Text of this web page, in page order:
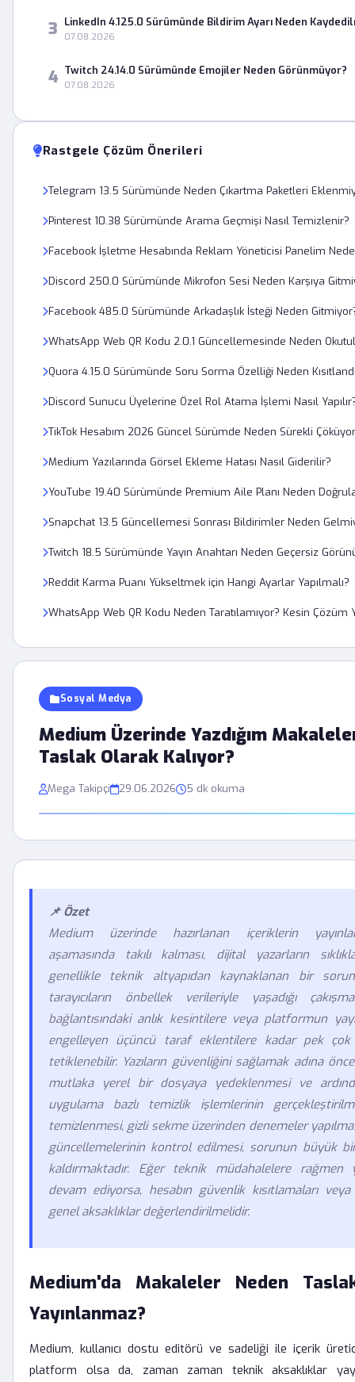
Sosyal Medya
Medium Üzerinde Yazdığım
Taslak Olarak Kalıyor?
Mega Takipçi 29.06.2026 5 dk okuma
📌 Özet
Medium üzerinde hazırlanan içeriklerin
aşamasında takılı kalması, dijital yazarların
genellikle teknik altyapıdan kaynaklanan bir
tarayıcıların önbellek verileriyle yaşadığı
bağlantısındaki anlık kesintilere veya platformun
engelleyen üçüncü taraf eklentilere kadar pek
tetiklenebilir. Yazıların güvenliğini sağlamak adına
mutlaka yerel bir dosyaya yedeklenmesi ve
uygulama bazlı temizlik işlemlerinin
temizlenmesi, gizli sekme üzerinden denemeler
güncellemelerinin kontrol edilmesi, sorunun büyük bir
kaldırmaktadır. Eğer teknik müdahalelere rağmen
devam ediyorsa, hesabın güvenlik kısıtlamaları
genel aksaklıklar değerlendirilmelidir.
Medium'da Makaleler Neden
Yayınlanmaz?
Medium, kullanıcı dostu editörü ve sadeliği ile içerik
platform olsa da, zaman zaman teknik aksaklıklar
3 LinkedIn 4.125.0 Sürümünde Bildirim Ayarı Neden
07.08.2026
4 Twitch 24.14.0 Sürümünde Emojiler Neden Görünmüyor?
07.08.2026
Rastgele Çözüm Önerileri
Telegram 13.5 Sürümünde Neden Çıkartma Paketleri
Pinterest 10.38 Sürümünde Arama Geçmişi Nasıl Temizlenir?
Facebook İşletme Hesabında Reklam Yöneticisi Panelim
Discord 250.0 Sürümünde Mikrofon Sesi Neden Karşıya
Facebook 485.0 Sürümünde Arkadaşlık İsteği Neden
WhatsApp Web QR Kodu 2.0.1 Güncellemesinde Neden
Quora 4.15.0 Sürümünde Soru Sorma Özelliği Neden
Discord Sunucu Üyelerine Özel Rol Atama İşlemi Nasıl
TikTok Hesabım 2026 Güncel Sürümde Neden Sürekli
Medium Yazılarında Görsel Ekleme Hatası Nasıl Giderilir?
YouTube 19.40 Sürümünde Premium Aile Planı Neden
Snapchat 13.5 Güncellemesi Sonrası Bildirimler Neden
Twitch 18.5 Sürümünde Yayın Anahtarı Neden Geçersiz
Reddit Karma Puanı Yükseltmek için Hangi Ayarlar Yapılmalı?
WhatsApp Web QR Kodu Neden Taratılamıyor? Kesin Çözüm